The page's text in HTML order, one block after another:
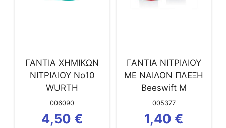
ΓΑΝΤΙΑ ΧΗΜΙΚΩΝ
ΝΙΤΡΙΛΙΟΥ Νο10
WURTH
006090
4,50 €
ΓΑΝΤΙΑ ΝΙΤΡΙΛΙΟΥ
ΜΕ ΝΑΙΛΟΝ ΠΛΕΞΗ
Beeswift Μ
005377
1,40 €